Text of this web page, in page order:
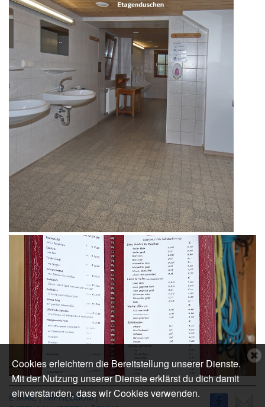
Cookies erleichtern die Bereitstellung unserer Dienste.
Mit der Nutzung unserer Dienste erklärst du dich damit
einverstanden, dass wir Cookies verwenden.
E-MAIL|IMPRESSUM|